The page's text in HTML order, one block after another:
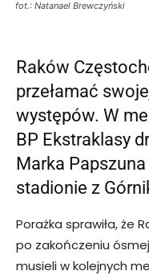
fot.: Natanael Brewczyński
Raków
przełamać
występów. W
BP Ekstraklasy
Marka Papszuna
stadionie z
Porażka sprawiła, że
po zakończeniu
musieli w kolejnych